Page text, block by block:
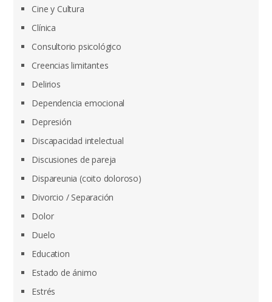
Cine y Cultura
Clínica
Consultorio psicológico
Creencias limitantes
Delirios
Dependencia emocional
Depresión
Discapacidad intelectual
Discusiones de pareja
Dispareunia (coito doloroso)
Divorcio / Separación
Dolor
Duelo
Education
Estado de ánimo
Estrés